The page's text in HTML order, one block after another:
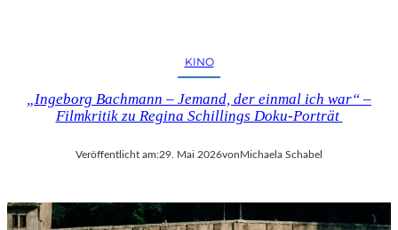
KINO
„Ingeborg Bachmann – Jemand, der einmal ich war“ –
Filmkritik zu Regina Schillings Doku-Porträt
Veröffentlicht am:29. Mai 2026von Michaela Schabel